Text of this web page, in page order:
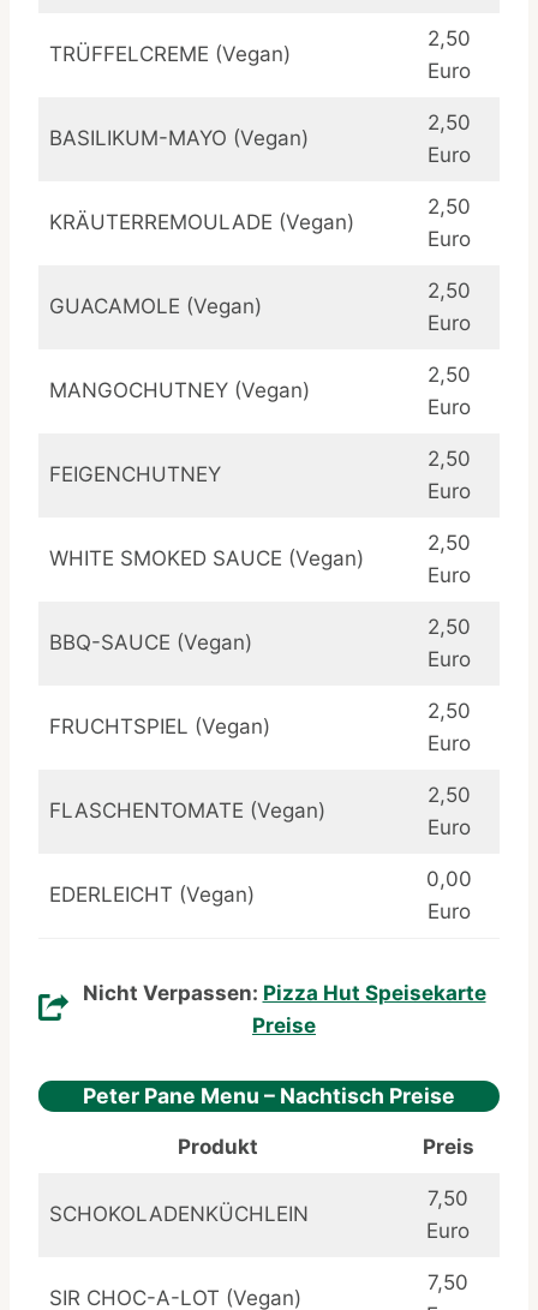
TRÜFFELCREME (Vegan)
2,50
Euro
BASILIKUM-MAYO (Vegan)
2,50
Euro
KRÄUTERREMOULADE (Vegan)
2,50
Euro
GUACAMOLE (Vegan)
2,50
Euro
MANGOCHUTNEY (Vegan)
2,50
Euro
FEIGENCHUTNEY
2,50
Euro
WHITE SMOKED SAUCE (Vegan)
2,50
Euro
BBQ-SAUCE (Vegan)
2,50
Euro
FRUCHTSPIEL (Vegan)
2,50
Euro
FLASCHENTOMATE (Vegan)
2,50
Euro
EDERLEICHT (Vegan)
0,00
Euro
Nicht Verpassen: Pizza Hut Speisekarte
Preise
Peter Pane Menu – Nachtisch Preise
Produkt Preis
SCHOKOLADENKÜCHLEIN
7,50
Euro
SIR CHOC-A-LOT (Vegan)
7,50